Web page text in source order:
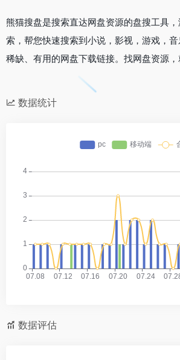
熊猫搜盘是搜索直达网盘资源的盘搜工具
索，帮您快速搜索到小说，影视，游戏，
稀缺、有用的网盘下载链接。找网盘资源，
数据统计
数据评估